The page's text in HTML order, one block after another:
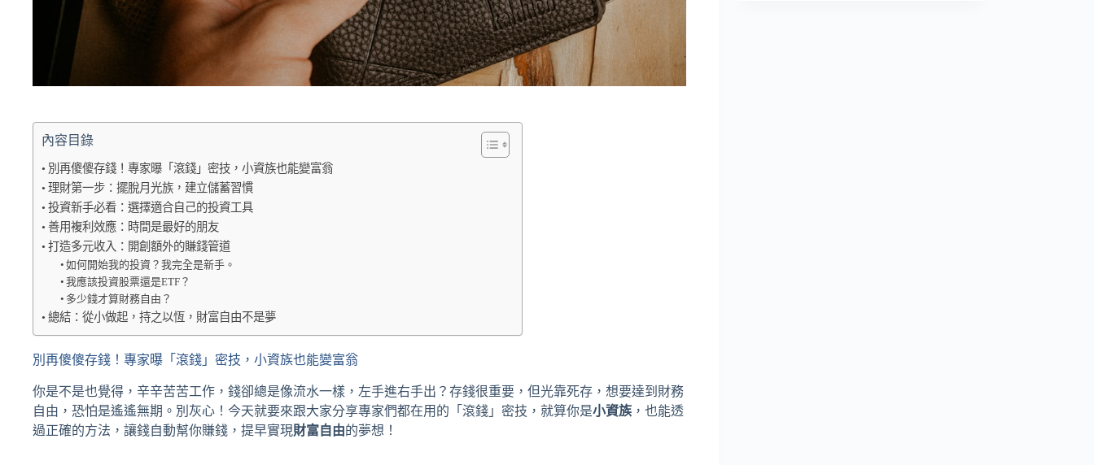
內容目錄
別再傻傻存錢！專家曝「滾錢」密技，小資族也能變富翁
理財第一步：擺脫月光族，建立儲蓄習慣
投資新手必看：選擇適合自己的投資工具
善用複利效應：時間是最好的朋友
打造多元收入：開創額外的賺錢管道
如何開始我的投資？我完全是新手。
我應該投資股票還是ETF？
多少錢才算財務自由？
總結：從小做起，持之以恆，財富自由不是夢
別再傻傻存錢！專家曝「滾錢」密技，小資族也能變富翁
你是不是也覺得，辛辛苦苦工作，錢卻總是像流水一樣，左手進右手出？存錢很重要，但光靠死存，想要達到財務
自由，恐怕是遙遙無期。別灰心！今天就要來跟大家分享專家們都在用的「滾錢」密技，就算你是小資族 ，也能透
過正確的方法，讓錢自動幫你賺錢，提早實現財富自由的夢想！